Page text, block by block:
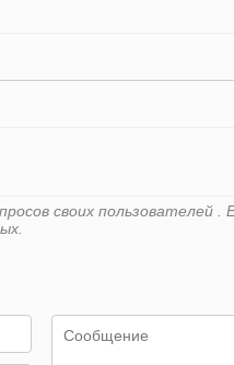
своих пользователей